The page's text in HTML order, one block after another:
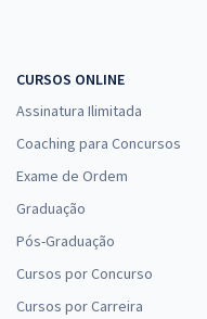
CURSOS ONLINE
Assinatura Ilimitada
Coaching para Concursos
Exame de Ordem
Graduação
Pós-Graduação
Cursos por Concurso
Cursos por Carreira